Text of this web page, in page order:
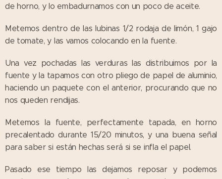
de horno, y lo embadurnamos con un poco de aceite.
Metemos dentro de las lubinas 1/2 rodaja de limón, 1 gajo
de tomate, y las vamos colocando en la fuente.
Una vez pochadas las verduras las distribuimos por la
fuente y la tapamos con otro pliego de papel de aluminio,
haciendo un paquete con el anterior, procurando que no
nos queden rendijas.
Metemos la fuente, perfectamente tapada, en horno
precalentado durante 15/20 minutos, y una buena señal
para saber si están hechas será si se infla el papel.
Pasado ese tiempo las dejamos reposar y podemos